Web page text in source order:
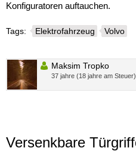
Konfiguratoren auftauchen.
Tags: Elektrofahrzeug Volvo
Maksim Tropko
37 jahre (18 jahre am Steuer)
Versenkbare